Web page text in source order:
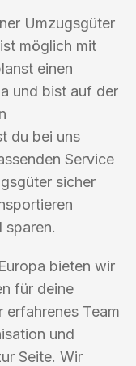
Umzugsgüter
möglich mit
einen
und bist auf der
du bei uns
Service
sicher
sparen.
bieten wir
für deine
erfahrenes Team
und
Seite. Wir